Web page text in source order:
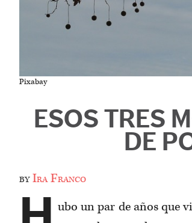
Pixabay
ESOS TRES
DE
byIra Franco
ubo un par de años que